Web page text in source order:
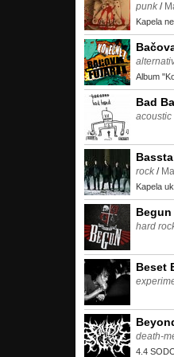
punk /
Kapela
Album
Bad
acoustic
rock /
Kapela
Begun
hard
Beset
death-
4.4